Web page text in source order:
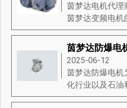
茵梦达电机代理
茵梦达变频电机
2025-06-12
茵梦达防爆电机
化行业以及石油